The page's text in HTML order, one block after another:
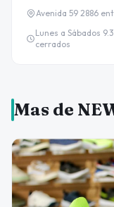
Avenida 59 2886
Lunes a Sábados
cerrados
Mas de